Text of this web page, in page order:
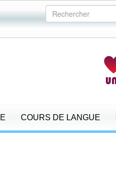
COURS DE LANGUE